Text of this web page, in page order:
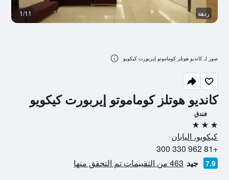
كانديو هوتلز كوماموتو إيربورت كيكويو
فندق
3 نجوم
كيكويو، اليابان
+81 962 330 300
7.9 جيد 463 من التقييمات تم التحقق منها
ردهة 1/11
صور لـ كانديو هوتلز كوماموتو إيربورت كيكويو